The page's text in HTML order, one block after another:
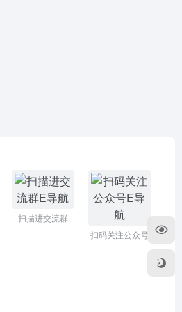
扫描进交流群
扫码关注公众号